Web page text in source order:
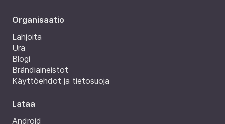
Organisaatio
Lahjoita
Ura
Blogi
Brändiaineistot
Käyttöehdot ja tietosuoja
Lataa
Android